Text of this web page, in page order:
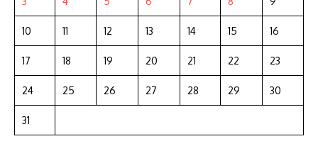
10 11 12 13 14 15 16
17 18 19 20 21 22 23
24 25 26 27 28 29 30
31